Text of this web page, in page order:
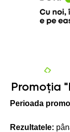
Promoția
Perioada
Rezultatele: